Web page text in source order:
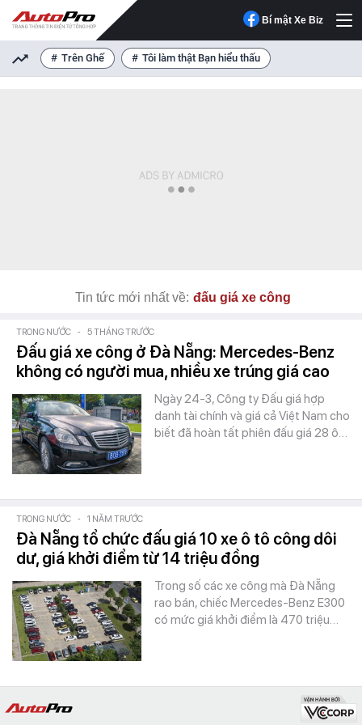
Bí mật Xe Biz
Trên Ghế Tôi làm thật Bạn hiểu thấu
Tin tức mới nhất về: đấu giá xe công
TRONG NƯỚC - 5 THÁNG TRƯỚC
Đấu giá xe công ở Đà Nẵng: Mercedes-Benz
không có người mua, nhiều xe trúng giá cao
Ngày 24-3, Công ty Đấu giá hợp
danh tài chính và giá cả Việt Nam cho
biết đã hoàn tất phiên đấu giá 28 ô…
TRONG NƯỚC - 1 NĂM TRƯỚC
Đà Nẵng tổ chức đấu giá 10 xe ô tô công dôi
dư, giá khởi điểm từ 14 triệu đồng
Trong số các xe công mà Đà Nẵng
rao bán, chiếc Mercedes-Benz E300
có mức giá khởi điểm là 470 triệu…